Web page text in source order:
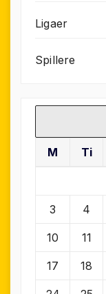
Ligaer
Spillere
M Ti
3 4
10 11
17 18